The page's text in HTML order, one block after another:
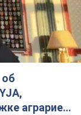
аграриев.